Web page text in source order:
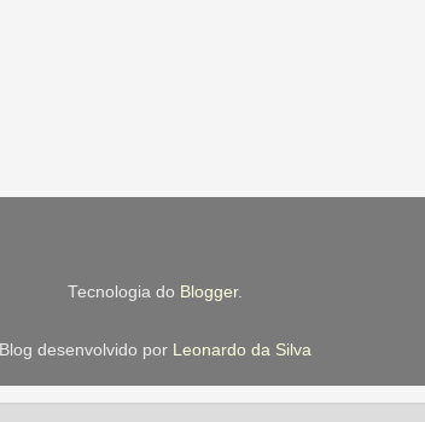
Tecnologia do Blogger.
Blog desenvolvido por Leonardo da Silva